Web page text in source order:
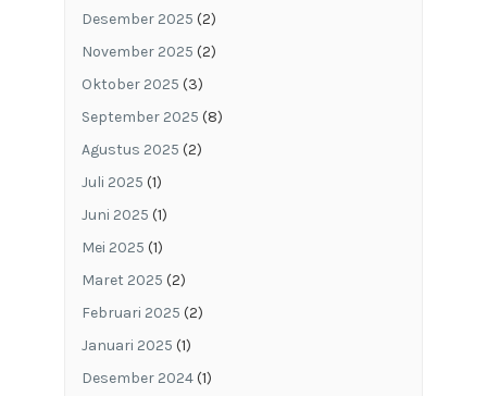
Desember 2025 (2)
November 2025 (2)
Oktober 2025 (3)
September 2025 (8)
Agustus 2025 (2)
Juli 2025 (1)
Juni 2025 (1)
Mei 2025 (1)
Maret 2025 (2)
Februari 2025 (2)
Januari 2025 (1)
Desember 2024(1)